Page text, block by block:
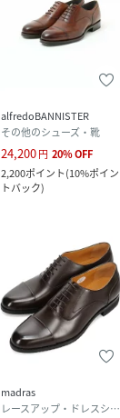
alfredoBANNISTER
その他のシューズ・靴
24,200円 20%OFF
2,200ポイント(10%ポイン
トバック)
madras
レースアップ・ドレスシューズ